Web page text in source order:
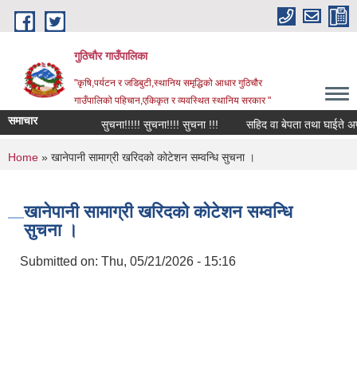
Skip to main content
गुठिचौर गाउँपालिका
"कृषि,पर्यटन र जडिबुटी,स्थानिय समृद्धिको आधार गुठिचौर
गाउँपालिको पहिचान,एकिकृत र व्यवस्थित स्थानिय सरकार "
समाचार सुचना!!!!! सुचना!!!! सुचना !!! सहिद वा बेपता तथा घाईते
You are here
Home » खानेपानी सामाग्री खरिदको कोटेशन सम्वन्धि सुचना ।
खानेपानी सामाग्री खरिदको कोटेशन सम्वन्धि
सुचना ।
Submitted on: Thu, 05/21/2026 - 15:16